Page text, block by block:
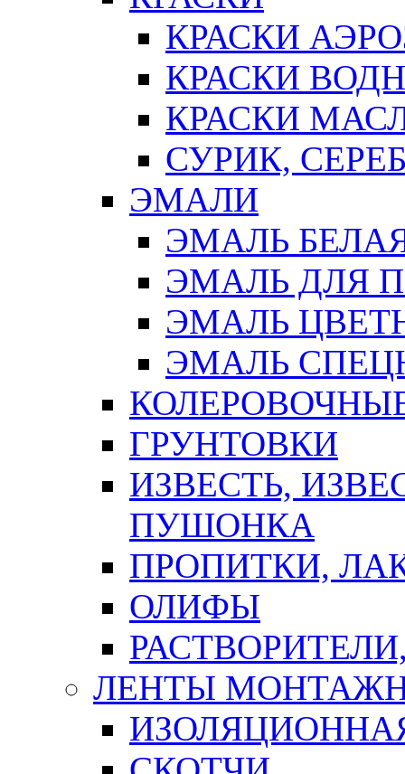
КРАСКИ
КРАСКИ
КРАСКИ
СУРИК,
ЭМАЛИ
ЭМАЛЬ
ЭМАЛЬ ДЛЯ
ЭМАЛЬ
ЭМАЛЬ
ГРУНТОВКИ
ИЗВЕСТЬ,
ПУШОНКА
ПРОПИТКИ,
ОЛИФЫ
ЛЕНТЫ